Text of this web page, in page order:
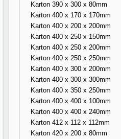
Karton 390 x 300 x 80mm
Karton 400 x 170 x 170mm
Karton 400 x 200 x 200mm
Karton 400 x 250 x 150mm
Karton 400 x 250 x 200mm
Karton 400 x 250 x 250mm
Karton 400 x 300 x 200mm
Karton 400 x 300 x 300mm
Karton 400 x 350 x 250mm
Karton 400 x 400 x 100mm
Karton 400 x 400 x 240mm
Karton 412 x 112 x 112mm
Karton 420 x 200 x 80mm